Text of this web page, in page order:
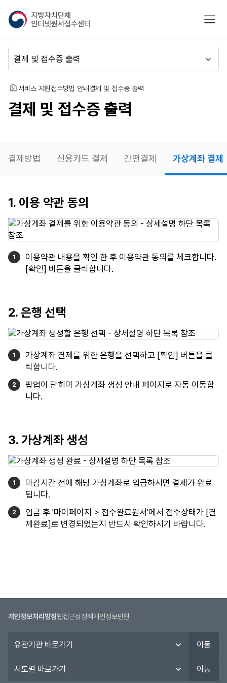
지
방
자
치
단
체
인
넷
원
수
센
터
모바
뉴
동
홈 서비스 지원접수방법 안내결제 및 접수증 출력
결제 및 접수증 출력
결제방법 신용카드 결제 간편결제 가상계좌 결제
가상계좌
결제
1. 이용 약관 동의
이용약관 내용을 확인 한 후 이용약관 동의를 체크합니다.
[확인] 버튼을 클릭합니다.
2. 은행 선택
가상계좌 결제를 위한 은행을 선택하고 [확인] 버튼을 클
릭합니다.
팝업이 닫히며 가상계좌 생성 안내 페이지로 자동 이동합
니다.
3. 가상계좌 생성
마감시간 전에 해당 가상계좌로 입금하시면 결제가 완료
됩니다.
입금 후 '마이페이지 > 접수완료원서'에서 접수상태가 [결
제완료]로 변경되었는지 반드시 확인하시기 바랍니다.
개인정보처리방침웹접근성정책개인정보민원
관
이동
도
이동